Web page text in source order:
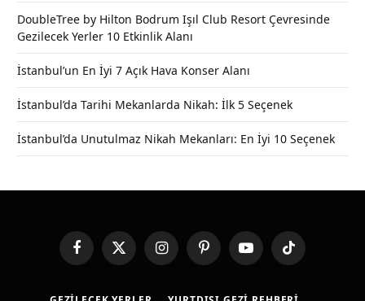
DoubleTree by Hilton Bodrum Işıl Club Resort Çevresinde
Gezilecek Yerler 10 Etkinlik Alanı
İstanbul’un En İyi 7 Açık Hava Konser Alanı
İstanbul’da Tarihi Mekanlarda Nikah: İlk 5 Seçenek
İstanbul’da Unutulmaz Nikah Mekanları: En İyi 10 Seçenek
FacebookX
(Twitter)
InstagramPinterestYouTubeTikTok